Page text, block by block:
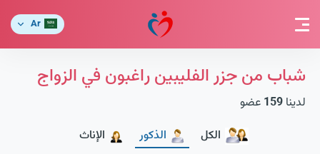
Ar
شباب من جزر الفليبين راغبون في الزواج
لدينا 159 عضو
الكل
الذكور الإناث